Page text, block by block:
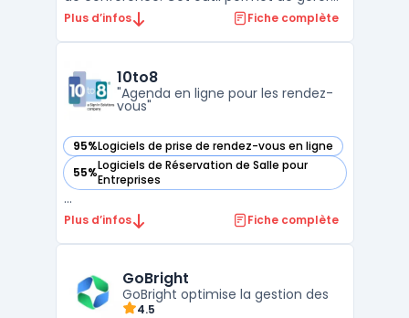
les réservations de salles de réunion, de
que la facturation, la gestion des
paiements et le r ...
Plus d’infos Fiche complète
10to8
"Agenda en ligne pour les rendez-
vous"
95%Logiciels de prise de rendez-vous en ligne
— voir 10to8 dans cette catégorie
55%Logiciels de Réservation de Salle pour
Entreprises
— voir 10to8 dans cette catégorie
...
Plus d’infos Fiche complète
GoBright
GoBright optimise la gestion des
4.5